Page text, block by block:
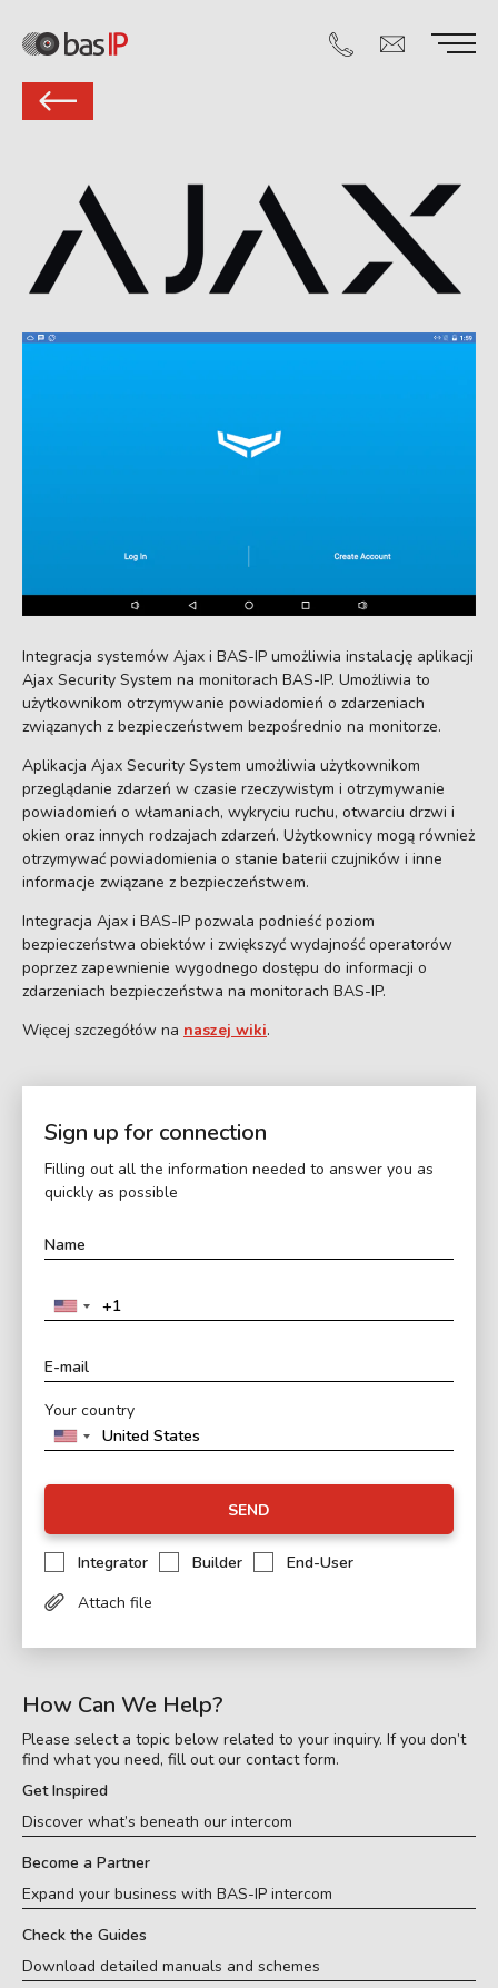
Integracja systemów Ajax i BAS-IP umożliwia instalację aplikacji
Ajax Security System na monitorach BAS-IP. Umożliwia to
użytkownikom otrzymywanie powiadomień o zdarzeniach
związanych z bezpieczeństwem bezpośrednio na monitorze.
Aplikacja Ajax Security System umożliwia użytkownikom
przeglądanie zdarzeń w czasie rzeczywistym i otrzymywanie
powiadomień o włamaniach, wykryciu ruchu, otwarciu drzwi i
okien oraz innych rodzajach zdarzeń. Użytkownicy mogą również
otrzymywać powiadomienia o stanie baterii czujników i inne
informacje związane z bezpieczeństwem.
Integracja Ajax i BAS-IP pozwala podnieść poziom
bezpieczeństwa obiektów i zwiększyć wydajność operatorów
poprzez zapewnienie wygodnego dostępu do informacji o
zdarzeniach bezpieczeństwa na monitorach BAS-IP.
Więcej szczegółów na naszej wiki.
Sign up for connection
Filling out all the information needed to answer you as
quickly as possible
Your country
SEND
Integrator Builder
End-User
Attach file
How Can We Help?
Please select a topic below related to your inquiry. If you don’t
find what you need, fill out our contact form.
Get Inspired
Discover what’s beneath our intercom
Become a Partner
Expand your business with BAS-IP intercom
Check the Guides
Download detailed manuals and schemes